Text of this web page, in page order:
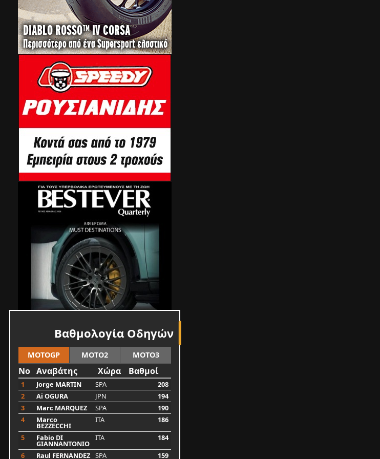
Βαθμολογία Οδηγών
MOTOGP MOTO2 MOTO3
No Αναβάτης Χώρα Βαθμοί
1 Jorge MARTIN SPA
208
2
Ai OGURA JPN
194
3
Marc MARQUEZ SPA
190
4
Marco
BEZZECCHI
ITA
186
5
Fabio DI
GIANNANTONIO
ITA
184
6
Raul FERNANDEZ SPA 159